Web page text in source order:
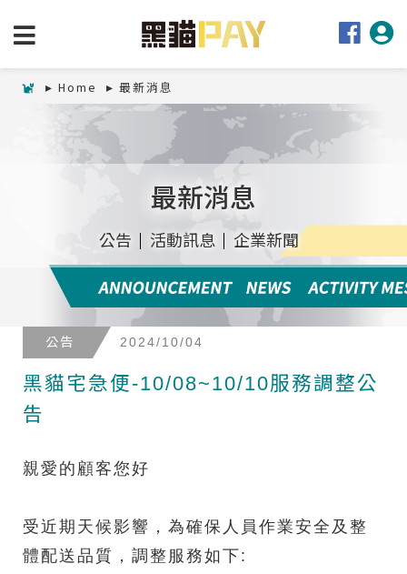
Home 最新消息
最新消息
公告 活動訊息 企業新聞
公告 2024/10/04
黑貓宅急便-10/08~10/10服務調整公
告
親愛的顧客您好
受近期天候影響，為確保人員作業安全及整
體配送品質，調整服務如下: